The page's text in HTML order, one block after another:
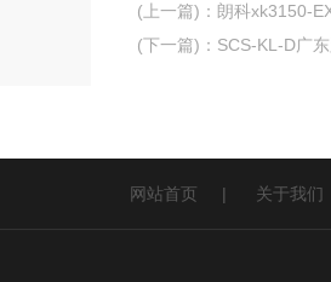
(上一篇) ： 朗科xk3150-
(下一篇) ： SCS-KL-D广
网站首页 | 关于我们